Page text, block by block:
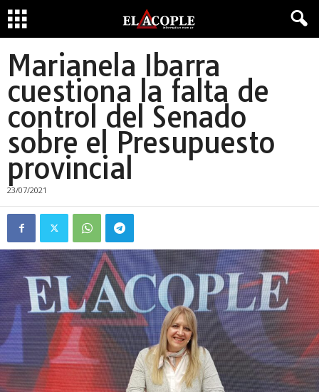
Marianela Ibarra
cuestiona la falta de
control del Senado
sobre el Presupuesto
provincial
23/07/2021